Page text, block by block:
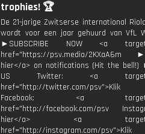
trophies! 🏆
De 21-jarige Zwitserse international
wordt voor een jaar gehuurd van VfL
►SUBSCRIBE NOW <a
href="https://psv.media/2KXaA6m
hier</a> on notifications (Hit the bell!)
US Twitter: <a
href="http://twitter.com/psv">Klik
Facebook: <a
href="http://facebook.com/psv
hier</a> <a
href="http://instagram.com/